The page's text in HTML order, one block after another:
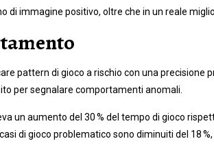
immagine positivo, oltre che in un reale
pattern di gioco a rischio con una precisione
per segnalare comportamenti anomali.
un aumento del 30 % del tempo di gioco
di gioco problematico sono diminuiti del 18